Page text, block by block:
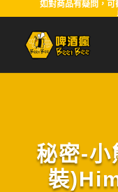
如對商品有疑問，
秘密-小
裝